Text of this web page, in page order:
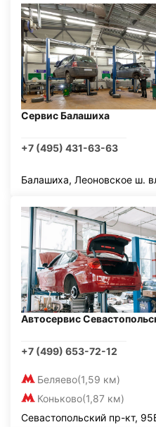
Сервис Балашиха
+7 (495) 431-63-63
Балашиха, Леоновское ш.
Автосервис
+7 (499) 653-72-12
Беляево(1,59 км)
Коньково(1,87 км)
Севастопольский пр-кт,